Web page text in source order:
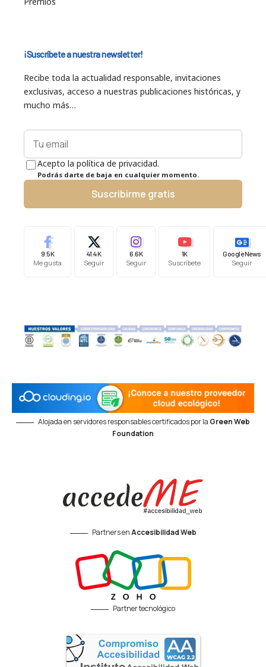
¡Suscríbete a nuestra newsletter!
Recibe toda la actualidad responsable, invitaciones
exclusivas, acceso a nuestras publicaciones históricas, y
mucho más…
Acepto la política de privacidad.
Podrás darte de baja en cualquier momento.
Suscribirme gratis
9.5K
Me gusta
41.4K
Seguir
6.6K
Seguir
1K
Suscríbete
Google News
Seguir
Alojada en servidores responsables certificados por la Green Web
Foundation
Partners enAccesibilidad Web
Partner tecnológico